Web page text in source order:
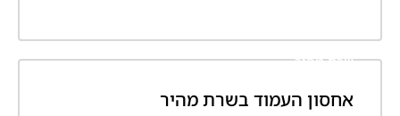
שרת מהיר
אחסון העמוד בשרת מהיר